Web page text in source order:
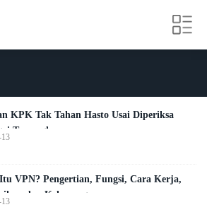
KPK Tak Tahan Hasto Usai Diperiksa
Tersangka
VPN? Pengertian, Fungsi, Cara Kerja,
dan Kekurangannya